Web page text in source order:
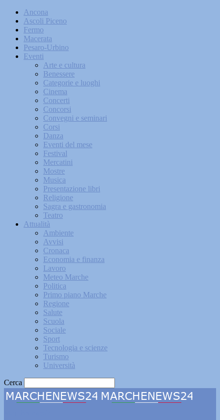
Ancona
Ascoli Piceno
Fermo
Macerata
Pesaro-Urbino
Eventi
Arte e cultura
Benessere
Categorie e luoghi
Cinema
Concerti
Concorsi
Convegni e seminari
Corsi
Danza
Eventi del mese
Festival
Mercatini
Mostre
Musica
Presentazione libri
Religione
Sagra e gastronomia
Teatro
Attualità
Ambiente
Avvisi
Cronaca
Economia e finanza
Lavoro
Meteo Marche
Politica
Primo piano Marche
Regione
Salute
Scuola
Sociale
Sport
Tecnologia e scienze
Turismo
Università
Cerca